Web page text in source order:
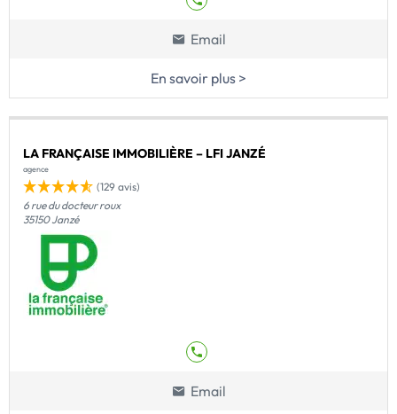
Email
En savoir plus >
LA FRANÇAISE IMMOBILIÈRE – LFI JANZÉ
agence
(129 avis)
6 rue du docteur roux
35150 Janzé
Email